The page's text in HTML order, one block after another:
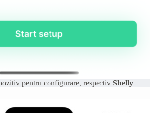
pentru configurare, respectiv Shelly